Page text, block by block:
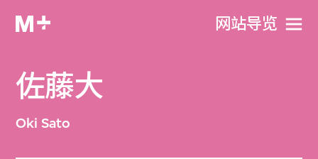
网站导览
佐藤大
Oki Sato